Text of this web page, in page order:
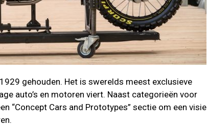
gehouden. Het is swerelds meest exclusieve
auto’s en motoren viert. Naast categorieën voor
“Concept Cars and Prototypes” sectie om een ​​visie